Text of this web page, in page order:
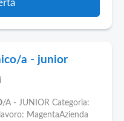
a - junior
/A - JUNIOR Categoria:
MagentaAzienda